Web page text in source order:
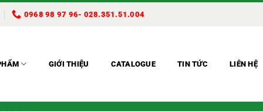
0968 98 97 96- 028.351.51.004
GIỚI THIỆU CATALOGUE TIN TỨC LIÊN HỆ